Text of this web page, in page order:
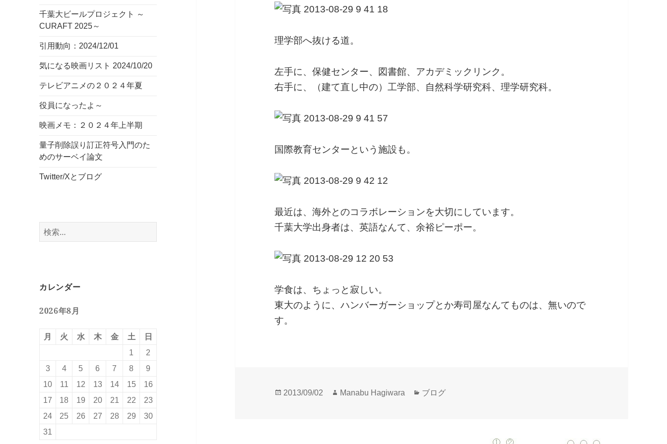
千葉大ビールプロジェクト ～
CURAFT 2025～
引用動向：2024/12/01
気になる映画リスト 2024/10/20
テレビアニメの２０２４年夏
役員になったよ～
映画メモ：２０２４年上半期
量子削除誤り訂正符号入門のた
めのサーベイ論文
Twitter/Xとブログ
検
カレンダー
2026年8月
月 火 水 木 金 土
日
1
2
3
4 5 6 7 8
9
10
11 12 13 14 15
16
17
18 19 20 21 22
23
24
25 26 27 28 29
30
31
理学部へ抜ける道。
左手に、保健センター、図書館、アカデミックリンク。
右手に、（建て直し中の）工学部、自然科学研究科、理学研究科。
国際教育センターという施設も。
最近は、海外とのコラボレーションを大切にしています。
千葉大学出身者は、英語なんて、余裕ピーポー。
学食は、ちょっと寂しい。
東大のように、ハンバーガーショップとか寿司屋なんてものは、無いので
す。
投
2013/09/02
作
Manabu Hagiwara
カ
ブログ